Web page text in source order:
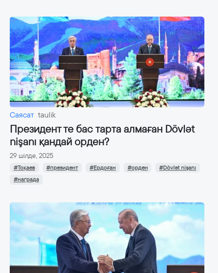
Саясат taulik
Президент те бас тарта алмаған Dövlət
nişanı қандай орден?
29 шілде, 2025
#Тоқаев #президент #Ердоған #орден
#Dövlət nişanı
#награда